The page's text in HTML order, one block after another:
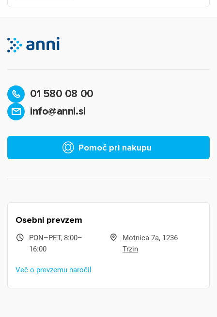
01 580 08 00
info@anni.si
Pomoč pri nakupu
Osebni prevzem
PON–PET, 8:00–
16:00
Motnica 7a, 1236
Trzin
Več o prevzemu naročil
Prijava
Za dodajanje na seznam želja morate biti prijavljeni.